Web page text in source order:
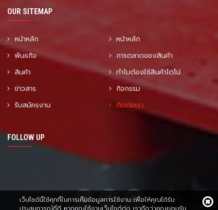
เว็บไซต์นี้ใช้คุกกี้ในการเก็บข้อมูลการใช้งาน เพื่อให้คุณได้รับ
OUR SITEMAP
หน้าหลัก หน้าหลัก
พันธกิจ การตลาดของสินค้า
สินค้า ทำไมต้องใช้สินค้าไดโน่
ข่าวสาร กิจกรรม
รับสมัครงาน ติดต่อเรา
FOLLOW UP